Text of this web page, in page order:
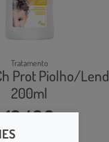
Tratamento
Prot Piolho/Lend
200ml
16,40€